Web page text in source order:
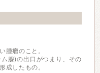
腫瘤のこと。
腺)の出口がつまり、その
成したもの。